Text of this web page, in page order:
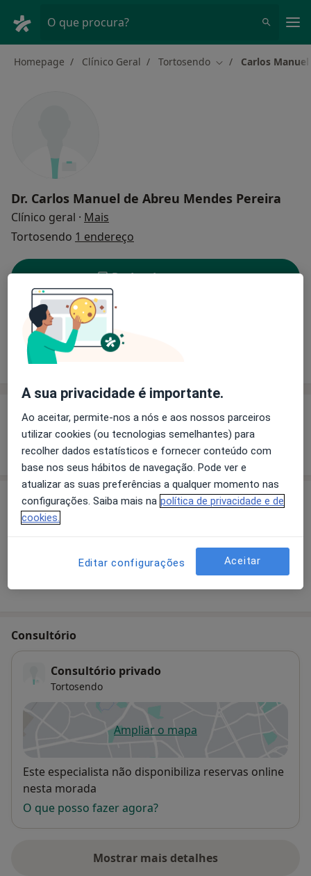
O que procura?
Homepage Clínico Geral Tortosendo Mudar de cidade
Carlos
Dr. Carlos Manuel de Abreu Mendes Pereira
Clínico geral · Mais
Tortosendo 1 endereço
Dados do contacto
Solicite um atendimento
Experiência
Experiência
Mostrar mais detalhes
sobre a experiência
Preços
Sem informação sobre serviços e preços
Este especialista ainda não adicionou nenhuma
informação sobre serviços
Consultório
Consultório privado
Tortosendo
Ampliar o mapaabre num novo separador
Disponibilidade
Este especialista não disponibiliza reservas online
nesta morada
O que posso fazer agora?
Mostrar mais detalhes
sobre o endereço
A sua privacidade é importante.
Ao aceitar, permite-nos a nós e aos nossos parceiros
utilizar cookies (ou tecnologias semelhantes) para
recolher dados estatísticos e fornecer conteúdo com
base nos seus hábitos de navegação. Pode ver e
atualizar as suas preferências a qualquer momento nas
configurações. Saiba mais na política de privacidade e de
cookies.
Editar configurações Aceitar